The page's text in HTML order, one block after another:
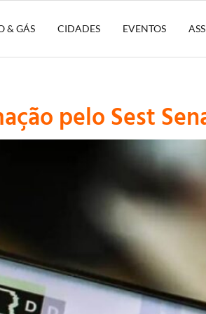
& GÁS CIDADES EVENTOS
pelo Sest